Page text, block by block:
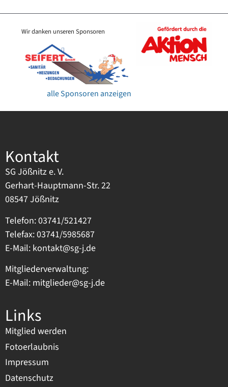
Wir danken unseren Sponsoren
alle Sponsoren anzeigen
Links
Mitglied werden
Fotoerlaubnis
Impressum
Datenschutz
Kontakt
SG Jößnitz e. V.
Gerhart-Hauptmann-Str. 22
08547 Jößnitz
Telefon: 03741/521427
Telefax: 03741/5985687
E-Mail: kontakt@sg-j.de
Mitgliederverwaltung:
E-Mail: mitglieder@sg-j.de